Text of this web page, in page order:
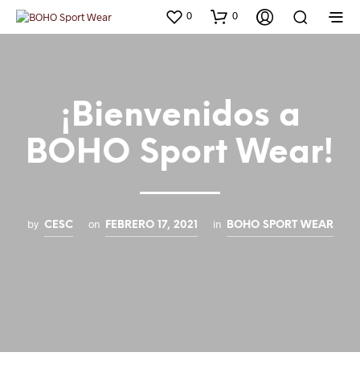
0 0
¡Bienvenidos a
BOHO Sport Wear!
by CESC on FEBRERO 17, 2021 in BOHO SPORT WEAR